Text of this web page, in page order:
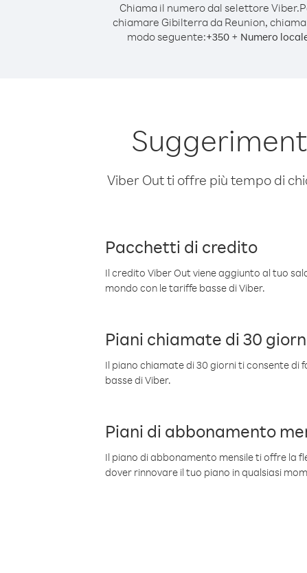
Chiama il numero dal selettore Viber.
chiamare Gibilterra da Reunion,
modo seguente:+350+ Numero
Viber Out ti offre più tempo di
Pacchetti di credito
Il credito Viber Out viene aggiunto al tuo
mondo con le tariffe basse di Viber.
Piani chiamate di 30
Il piano chiamate di 30 giorni ti consente di
basse di Viber.
Piani di abbonamento
Il piano di abbonamento mensile ti offre la
dover rinnovare il tuo piano in qualsiasi